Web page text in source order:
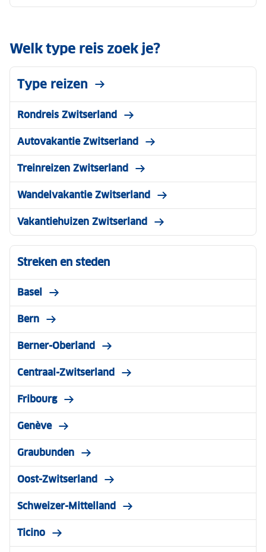
Welk type reis zoek je?
Type reizen
Rondreis Zwitserland
Autovakantie Zwitserland
Treinreizen Zwitserland
Wandelvakantie Zwitserland
Vakantiehuizen Zwitserland
Streken en steden
Basel
Bern
Berner-Oberland
Centraal-Zwitserland
Fribourg
Genève
Graubunden
Oost-Zwitserland
Schweizer-Mittelland
Ticino